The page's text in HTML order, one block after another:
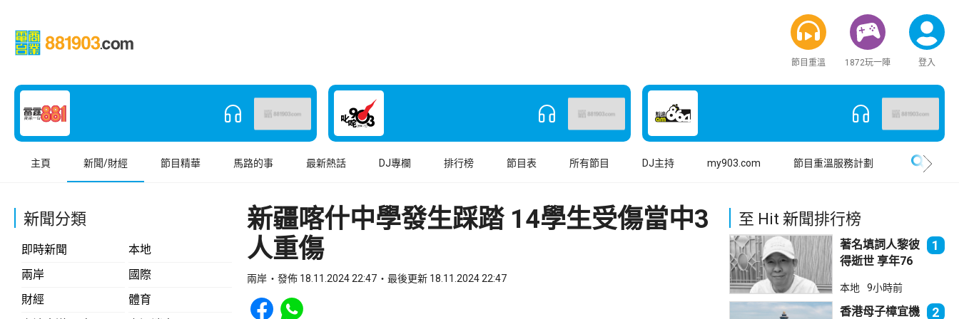
節目重溫 1872玩一陣 登入
主頁 新聞/財經 節目精華 馬路的事 最新熱話 DJ專欄 排行榜 節目表 所有節目 DJ主持 my903.com 節目重溫服務計劃
新聞分類
即時新聞
本地
兩岸
國際
財經
體育
新疆喀什中學發生踩踏 14學生受傷當中3
人重傷
兩岸 發佈 18.11.2024 22:47 最後更新 18.11.2024 22:47
Share to Facebook
Share to WhatsApp
至 Hit 新聞排行榜
著名填詞人黎彼
得逝世 享年76
1
本地 9小時前
香港母子樟宜機 2